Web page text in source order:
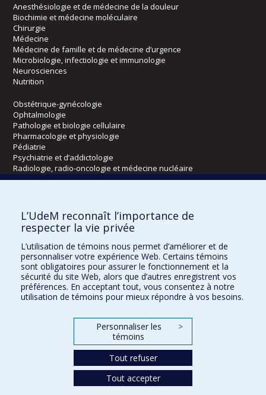
Anesthésiologie et de médecine de la douleur
Biochimie et médecine moléculaire
Chirurgie
Médecine
Médecine de famille et de médecine d’urgence
Microbiologie, infectiologie et immunologie
Neurosciences
Nutrition
Obstétrique-gynécologie
Ophtalmologie
Pathologie et biologie cellulaire
Pharmacologie et physiologie
Pédiatrie
Psychiatrie et d’addictologie
Radiologie, radio-oncologie et médecine nucléaire
Kinésiologie et des sciences de l’activité physique
Orthophonie et audiologie
Réadaptation
Directions
DPC
CPASS
L’UdeM reconnaît l’importance de
respecter la vie privée
L’utilisation de témoins nous permet d’améliorer et de
personnaliser votre expérience Web. Certains témoins
sont obligatoires pour assurer le fonctionnement et la
sécurité du site Web, alors que d’autres enregistrent vos
préférences. En acceptant tout, vous consentez à notre
utilisation de témoins pour mieux répondre à vos besoins.
Personnaliser les
témoins
>
Tout refuser
Tout accepter